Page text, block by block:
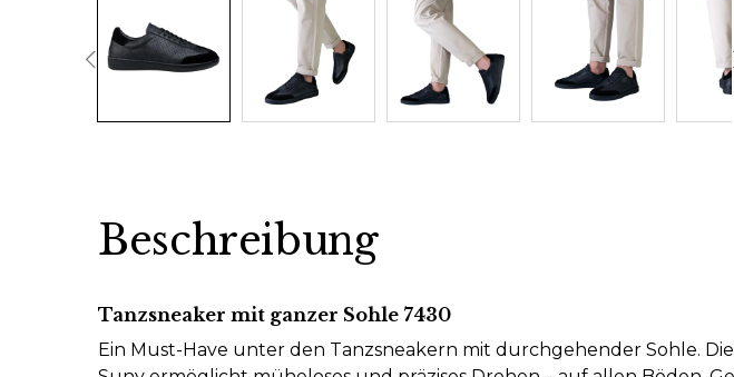
Beschreibung
Tanzsneaker mit ganzer Sohle 7430
Ein Must-Have unter den Tanzsneakern mit durchgehender Sohle.